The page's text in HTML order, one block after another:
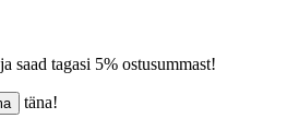
saad tagasi 5% ostusummast!
täna!